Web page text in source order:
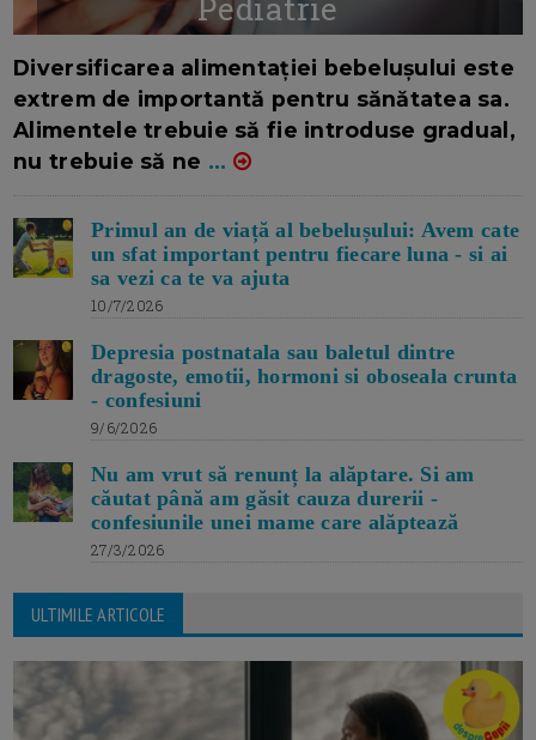
Pediatrie
Diversificarea alimentației bebelușului este
extrem de importantă pentru sănătatea sa.
Alimentele trebuie să fie introduse gradual,
nu trebuie să ne ...
Primul an de viață al bebelușului: Avem cate
un sfat important pentru fiecare luna - si ai
sa vezi ca te va ajuta
10/7/2026
Depresia postnatala sau baletul dintre
dragoste, emotii, hormoni si oboseala crunta
- confesiuni
9/6/2026
Nu am vrut să renunț la alăptare. Si am
căutat până am găsit cauza durerii -
confesiunile unei mame care alăptează
27/3/2026
ULTIMILE ARTICOLE